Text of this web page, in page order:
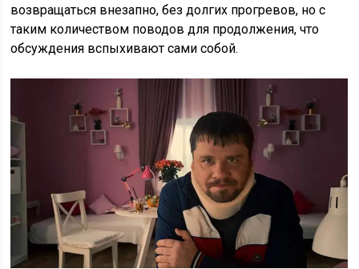
возвращаться внезапно, без долгих прогревов, но с
таким количеством поводов для продолжения, что
обсуждения вспыхивают сами собой.